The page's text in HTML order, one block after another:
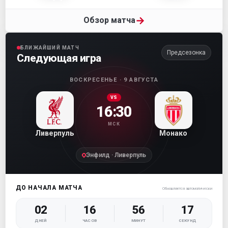
Обзор матча→
БЛИЖАЙШИЙ МАТЧ
Следующая игра Предсезонка
ВОСКРЕСЕНЬЕ · 9 АВГУСТА
Ливерпуль
VS
16:30
МСК
Монако
Энфилд · Ливерпуль
ДО НАЧАЛА МАТЧА Обновляется автоматически
02
ДНЕЙ
16
ЧАСОВ
56
МИНУТ
15
СЕКУНД